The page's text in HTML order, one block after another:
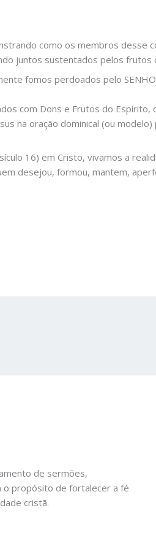
como os membros desse
juntos sustentados pelos
fomos perdoados pelo
com Dons e Frutos do
na oração dominical (ou
16) em Cristo, vivamos a
desejou, formou, mantem,
de sermões,
o propósito de fortalecer a fé
cristã.